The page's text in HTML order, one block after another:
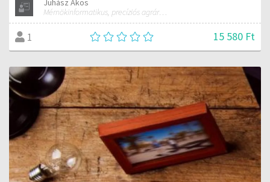
Juhász Ákos
Mérnökinformatikus, precíziós agrárgazdálkodási szakmérnök, hivatásos ipari drónpilóta
1 15 580 Ft